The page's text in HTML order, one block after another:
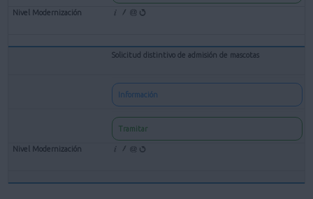
Solicitud distintivo de admisión de mascotas
Información
Tramitar